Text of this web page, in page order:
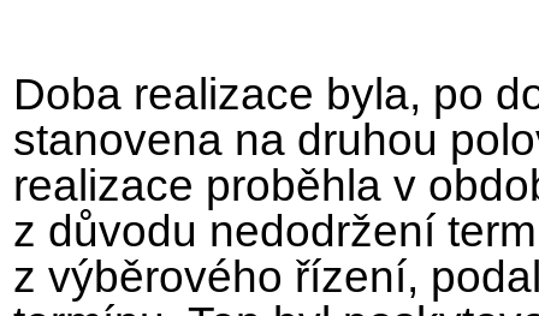
Doba realizace byla, po
stanovena na druhou
realizace proběhla v
z důvodu nedodržení
z výběrového řízení,